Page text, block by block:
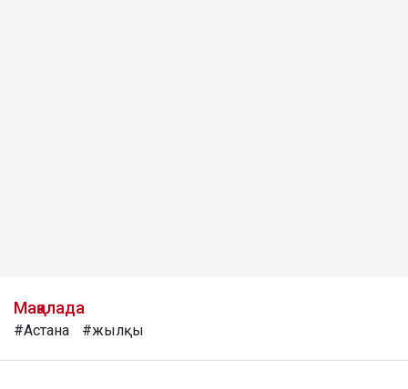
Мақалада
#Астана #жылқы